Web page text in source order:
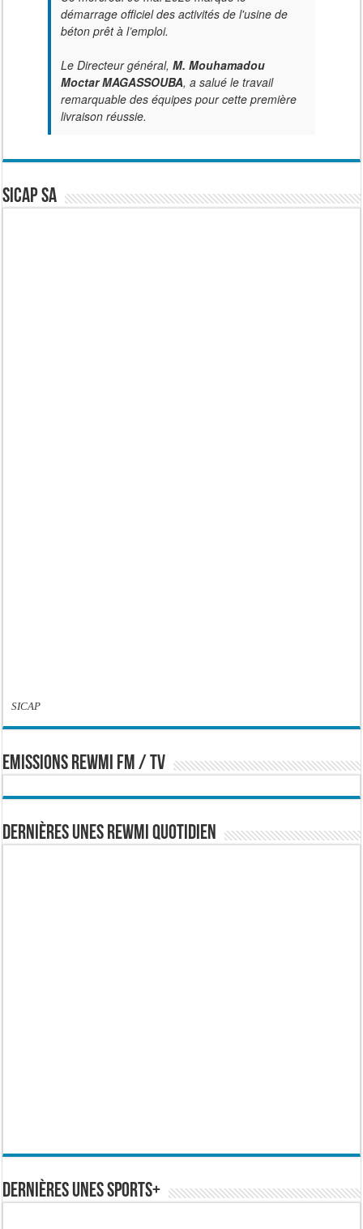
démarrage officiel des activités de l'usine de
béton prêt à l’emploi.
Le Directeur général, M. Mouhamadou
Moctar MAGASSOUBA, a salué le travail
remarquable des équipes pour cette première
livraison réussie.
SICAP SA
SICAP
EMISSIONS REWMI FM / TV
Dernières Unes Rewmi Quotidien
Dernières Unes Sports+